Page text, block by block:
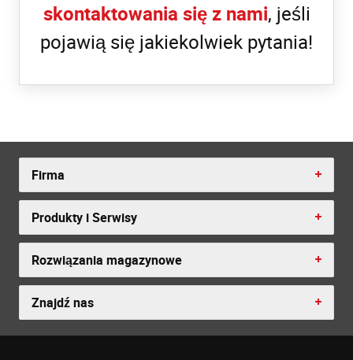
skontaktowania się z nami, jeśli
pojawią się jakiekolwiek pytania!
Firma
Produkty i Serwisy
Rozwiązania magazynowe
Znajdź nas